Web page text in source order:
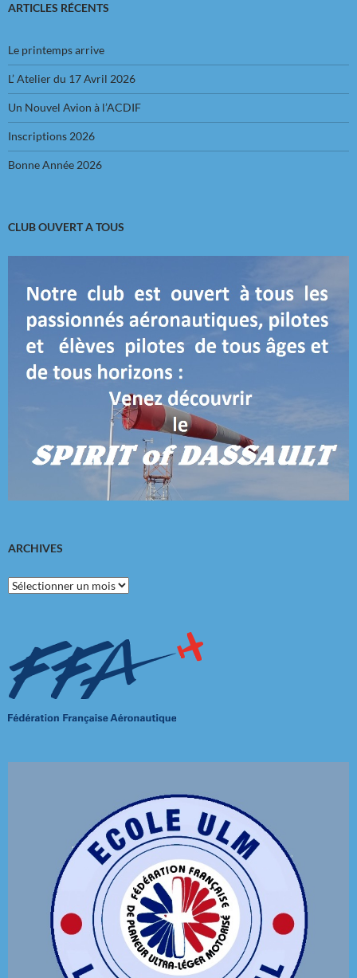
ARTICLES RÉCENTS
Le printemps arrive
L’ Atelier du 17 Avril 2026
Un Nouvel Avion à l’ACDIF
Inscriptions 2026
Bonne Année 2026
CLUB OUVERT A TOUS
ARCHIVES
Archives